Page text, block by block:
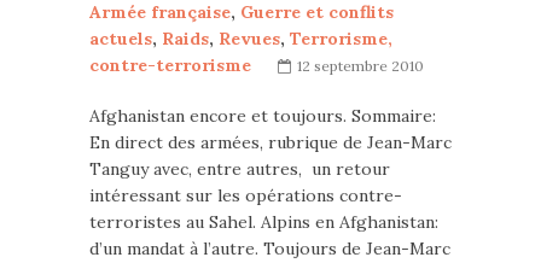
Armée française, Guerre et conflits
actuels, Raids, Revues, Terrorisme,
contre-terrorisme
12 septembre 2010
Afghanistan encore et toujours. Sommaire:
En direct des armées, rubrique de Jean-Marc
Tanguy avec, entre autres, un retour
intéressant sur les opérations contre-
terroristes au Sahel. Alpins en Afghanistan:
d’un mandat à l’autre. Toujours de Jean-Marc